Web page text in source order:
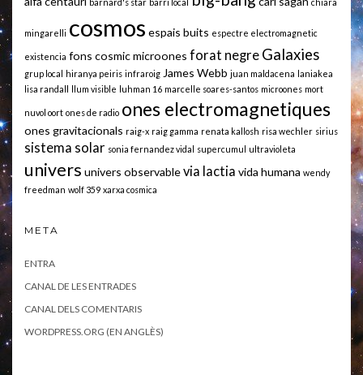
barnard's star barri local chiara
mingarelli cosmos espais buits espectre electromagnetic
existencia fons cosmic microones forat negre Galaxies
grup local hiranya peiris infraroig James Webb juan maldacena laniakea
lisa randall
llum visible luhman 16 marcelle soares-santos microones mort
nuvol oort ones de radio ones electromagnetiques
ones gravitacionals raig-x raig gamma renata kallosh risa wechler sirius
sistema solar sonia fernandez vidal supercumul ultravioleta
univers univers observablevia lactia vida humana wendy
freedman wolf 359 xarxa cosmica
META
ENTRA
CANAL DE LES ENTRADES
CANAL DELS COMENTARIS
WORDPRESS.ORG (EN ANGLÈS)